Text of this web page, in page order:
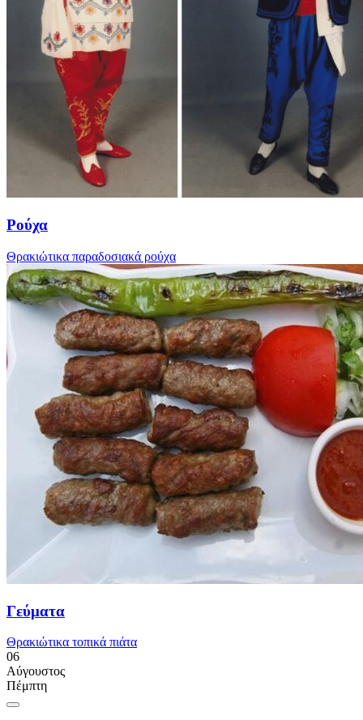
Ρούχα
Θρακιώτικα παραδοσιακά ρούχα
Γεύματα
Θρακιώτικα τοπικά πιάτα
06
Αύγουστος
Πέμπτη